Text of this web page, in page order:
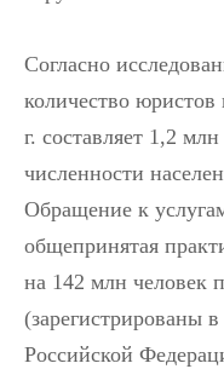
Согласно
количество
г. составляет 1,2
численности
Обращение к
общепринятая
на 142 млн человек
(зарегистрированы
Российской